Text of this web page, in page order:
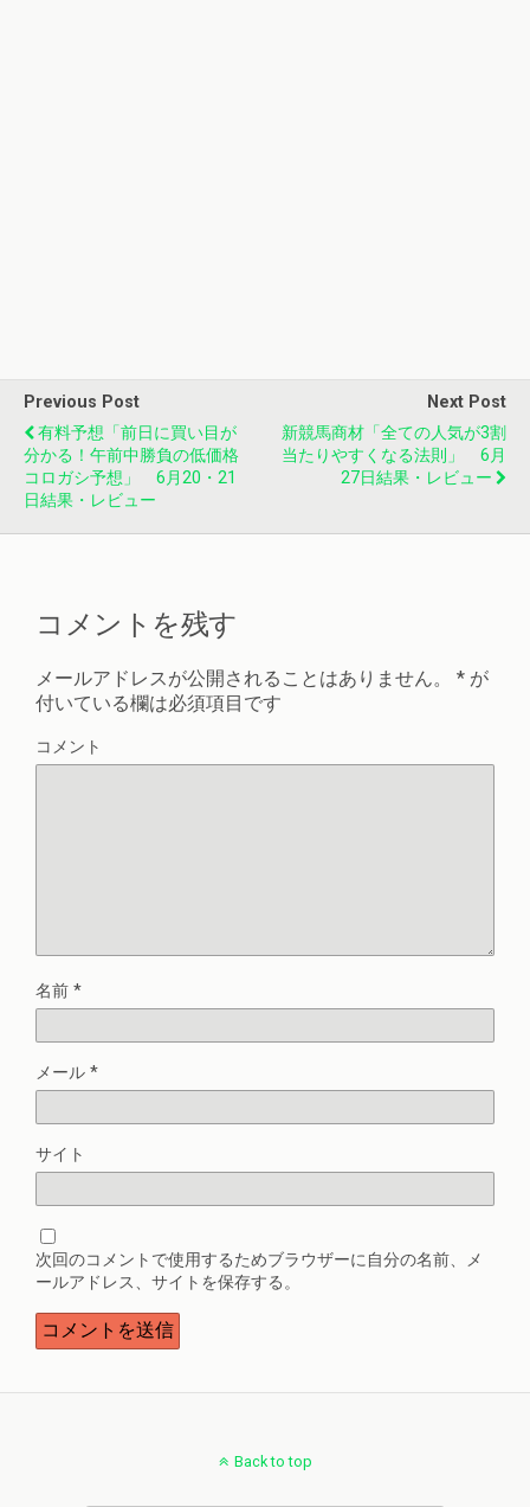
Previous Post
有料予想「前日に買い目が
分かる！午前中勝負の低価格
コロガシ予想」 6月20・21
日結果・レビュー
Next Post
新競馬商材「全ての人気が3割
当たりやすくなる法則」 6月
27日結果・レビュー
コメントを残す
メールアドレスが公開されることはありません。 * が
付いている欄は必須項目です
コメント
名前 *
メール *
サイト
次回のコメントで使用するためブラウザーに自分の名前、メ
ールアドレス、サイトを保存する。
Back to top